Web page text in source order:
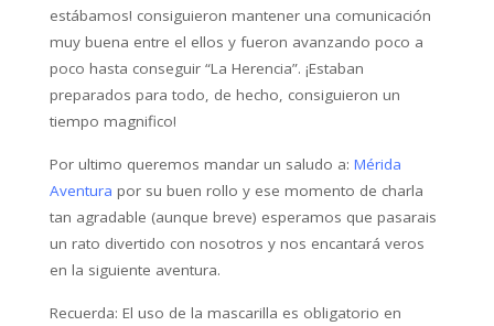
estábamos! consiguieron mantener una comunicación
muy buena entre el ellos y fueron avanzando poco a
poco hasta conseguir “La Herencia”. ¡Estaban
preparados para todo, de hecho, consiguieron un
tiempo magnifico!
Por ultimo queremos mandar un saludo a: Mérida
Aventura por su buen rollo y ese momento de charla
tan agradable (aunque breve) esperamos que pasarais
un rato divertido con nosotros y nos encantará veros
en la siguiente aventura.
Recuerda: El uso de la mascarilla es obligatorio en